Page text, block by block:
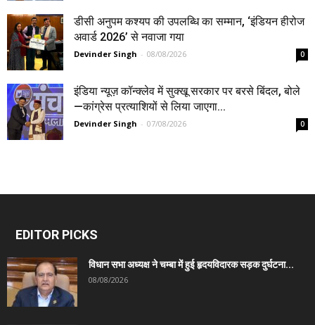
डीसी अनुपम कश्यप की उपलब्धि का सम्मान, ‘इंडियन हीरोज
अवार्ड 2026’ से नवाजा गया
Devinder Singh - 08/08/2026 0
इंडिया न्यूज़ कॉन्क्लेव में सुक्खू सरकार पर बरसे बिंदल, बोले
—कांग्रेस प्रत्याशियों से लिया जाएगा...
Devinder Singh - 07/08/2026 0
EDITOR PICKS
विधान सभा अध्यक्ष ने चम्बा में हुई हृदयविदारक सड़क दुर्घटना...
08/08/2026